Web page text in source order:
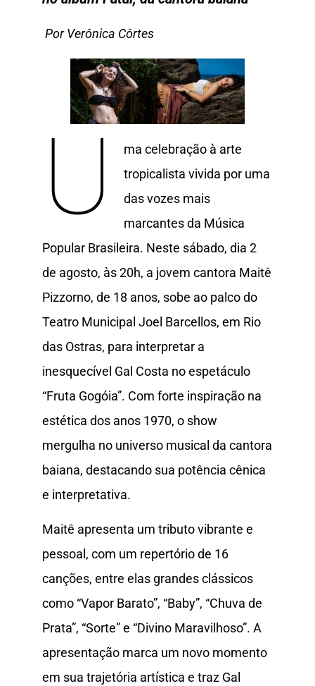
Por Verônica Côrtes
U
ma celebração à arte
tropicalista vivida por uma
das vozes mais
marcantes da Música
Popular Brasileira. Neste sábado, dia 2
de agosto, às 20h, a jovem cantora Maitê
Pizzorno, de 18 anos, sobe ao palco do
Teatro Municipal Joel Barcellos, em Rio
das Ostras, para interpretar a
inesquecível Gal Costa no espetáculo
“Fruta Gogóia”. Com forte inspiração na
estética dos anos 1970, o show
mergulha no universo musical da cantora
baiana, destacando sua potência cênica
e interpretativa.
Maitê apresenta um tributo vibrante e
pessoal, com um repertório de 16
canções, entre elas grandes clássicos
como “Vapor Barato”, “Baby”, “Chuva de
Prata”, “Sorte” e “Divino Maravilhoso”. A
apresentação marca um novo momento
em sua trajetória artística e traz Gal